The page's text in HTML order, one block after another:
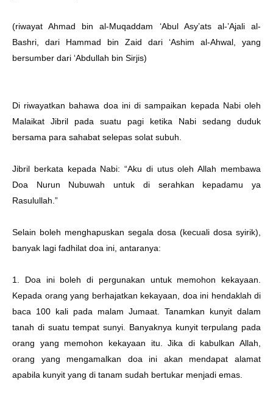
(riwayat Ahmad bin al-Muqaddam ‘Abul Asy’ats al-’Ajali al-
Bashri, dari Hammad bin Zaid dari ‘Ashim al-Ahwal, yang
bersumber dari ‘Abdullah bin Sirjis)
Di riwayatkan bahawa doa ini di sampaikan kepada Nabi oleh
Malaikat Jibril pada suatu pagi ketika Nabi sedang duduk
bersama para sahabat selepas solat subuh.
Jibril berkata kepada Nabi: “Aku di utus oleh Allah membawa
Doa Nurun Nubuwah untuk di serahkan kepadamu ya
Rasulullah.”
Selain boleh menghapuskan segala dosa (kecuali dosa syirik),
banyak lagi fadhilat doa ini, antaranya:
1. Doa ini boleh di pergunakan untuk memohon kekayaan.
Kepada orang yang berhajatkan kekayaan, doa ini hendaklah di
baca 100 kali pada malam Jumaat. Tanamkan kunyit dalam
tanah di suatu tempat sunyi. Banyaknya kunyit terpulang pada
orang yang memohon kekayaan itu. Jika di kabulkan Allah,
orang yang mengamalkan doa ini akan mendapat alamat
apabila kunyit yang di tanam sudah bertukar menjadi emas.